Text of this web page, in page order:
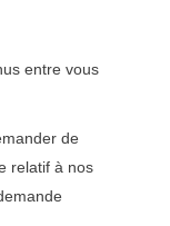
entre vous
de
relatif à nos